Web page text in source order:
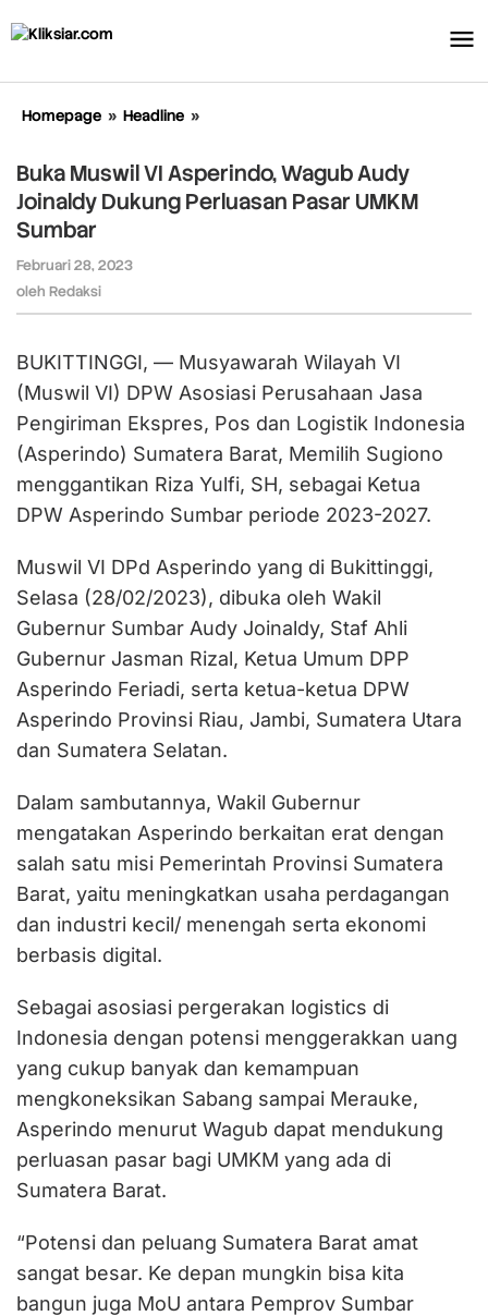
ke
Homepage » Headline »
Asperindo,
Wagub
Pasar
Sumbar
Buka Muswil VI Asperindo, Wagub Audy
Joinaldy Dukung Perluasan Pasar UMKM
Sumbar
Februari 28, 2023
oleh Redaksi
BUKITTINGGI, — Musyawarah Wilayah VI
(Muswil VI) DPW Asosiasi Perusahaan Jasa
Pengiriman Ekspres, Pos dan Logistik Indonesia
(Asperindo) Sumatera Barat, Memilih Sugiono
menggantikan Riza Yulfi, SH, sebagai Ketua
DPW Asperindo Sumbar periode 2023-2027.
Muswil VI DPd Asperindo yang di Bukittinggi,
Selasa (28/02/2023), dibuka oleh Wakil
Gubernur Sumbar Audy Joinaldy, Staf Ahli
Gubernur Jasman Rizal, Ketua Umum DPP
Asperindo Feriadi, serta ketua-ketua DPW
Asperindo Provinsi Riau, Jambi, Sumatera Utara
dan Sumatera Selatan.
Dalam sambutannya, Wakil Gubernur
mengatakan Asperindo berkaitan erat dengan
salah satu misi Pemerintah Provinsi Sumatera
Barat, yaitu meningkatkan usaha perdagangan
dan industri kecil/ menengah serta ekonomi
berbasis digital.
Sebagai asosiasi pergerakan logistics di
Indonesia dengan potensi menggerakkan uang
yang cukup banyak dan kemampuan
mengkoneksikan Sabang sampai Merauke,
Asperindo menurut Wagub dapat mendukung
perluasan pasar bagi UMKM yang ada di
Sumatera Barat.
“Potensi dan peluang Sumatera Barat amat
sangat besar. Ke depan mungkin bisa kita
bangun juga MoU antara Pemprov Sumbar